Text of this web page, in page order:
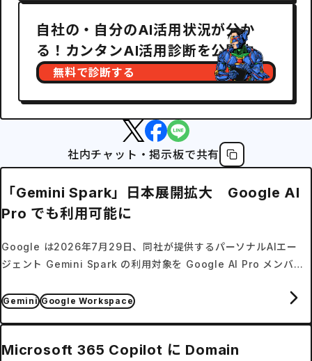
自社の・自分のAI活用状況が分か
る！カンタンAI活用診断を公開中
無料で診断する
社内チャット・掲示板で共有
「Gemini Spark」日本展開拡大 Google AI
Pro でも利用可能に
Google は2026年7月29日、同社が提供するパーソナルAIエー
ジェント Gemini Spark の利用対象を Google AI Pro メンバー
Gemini Google Workspace
Microsoft 365 Copilot に Domain